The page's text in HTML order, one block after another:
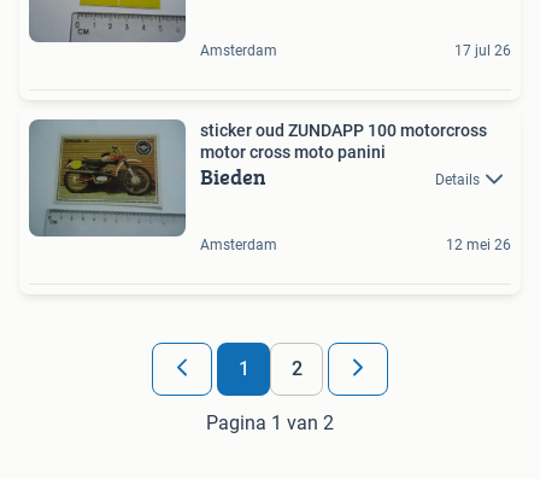
Amsterdam 17 jul 26
sticker oud ZUNDAPP 100 motorcross
motor cross moto panini
Bieden Details
Amsterdam 12 mei 26
1 2
Pagina 1 van 2